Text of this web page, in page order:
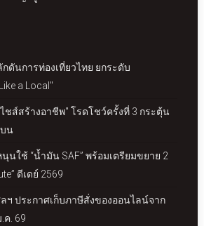
กดันการท่องเที่ยวไทย ยกระดับ
a Local"
ชส์สร้างอาชีพ" โรดโชว์ครั้งที่ 3 กระตุ้น
น
นุนใช้ “น้ำมัน SAF” พร้อมเตรียมขยาย 2
ดีเดย์ 2569
ฯ ประกาศเก็บภาษีสั่งของออนไลน์จาก
ค. 69